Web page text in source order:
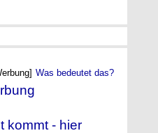
Was bedeutet das?
kommt - hier